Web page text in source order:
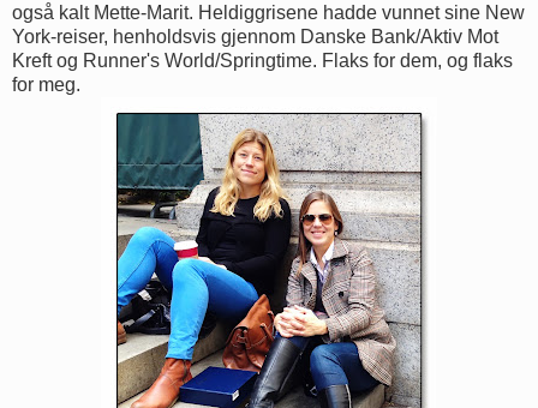
også kalt Mette-Marit. Heldiggrisene hadde vunnet sine New
York-reiser, henholdsvis gjennom Danske Bank/Aktiv Mot
Kreft og Runner's World/Springtime. Flaks for dem, og flaks
for meg.